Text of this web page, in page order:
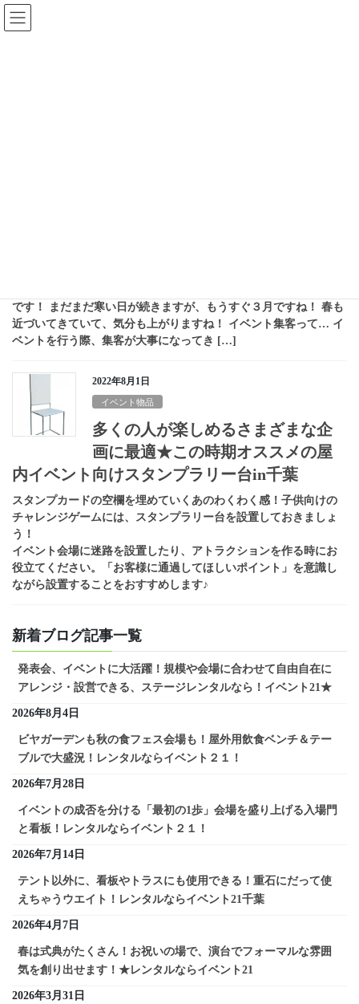
コ
ン
ナ
ビ
です！ まだまだ寒い日が続きますが、もうすぐ３月ですね！ 春も
近づいてきていて、気分も上がりますね！ イベント集客って… イ
ベントを行う際、集客が大事になってき […]
2022年8月1日
イベント物品
多くの人が楽しめるさまざまな企
画に最適★この時期オススメの屋
内イベント向けスタンプラリー台in千葉
スタンプカードの空欄を埋めていくあのわくわく感！子供向けの
チャレンジゲームには、スタンプラリー台を設置しておきましょ
う！
イベント会場に迷路を設置したり、アトラクションを作る時にお
役立てください。「お客様に通過してほしいポイント」を意識し
ながら設置することをおすすめします♪
新着ブログ記事一覧
発表会、イベントに大活躍！規模や会場に合わせて自由自在に
アレンジ・設営できる、ステージレンタルなら！イベント21★
2026年8月4日
ビヤガーデンも秋の食フェス会場も！屋外用飲食ベンチ＆テー
ブルで大盛況！レンタルならイベント２１！
2026年7月28日
イベントの成否を分ける「最初の1歩」会場を盛り上げる入場門
と看板！レンタルならイベント２１！
2026年7月14日
テント以外に、看板やトラスにも使用できる！重石にだって使
えちゃうウエイト！レンタルならイベント21千葉
2026年4月7日
春は式典がたくさん！お祝いの場で、演台でフォーマルな雰囲
気を創り出せます！★レンタルならイベント21
2026年3月31日